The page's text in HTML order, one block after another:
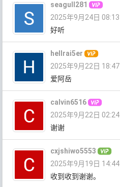
seagull281
2025年9月24日 08:13
好听
hellrai5er
2025年9月22日 18:47
爱阿岳
calvin6516
2025年9月22日 02:24
谢谢
cxjshiwo5553
2025年9月19日 14:44
收到收到谢谢。